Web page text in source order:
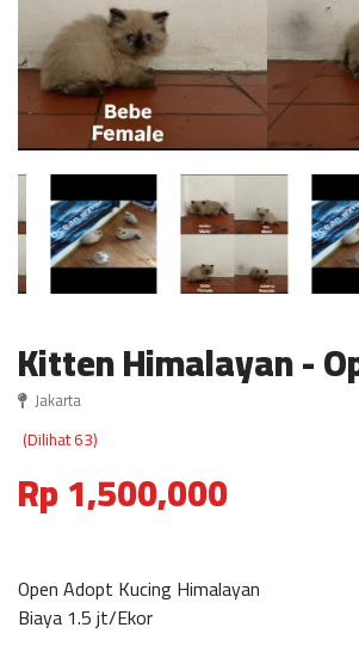
Kitten Himalayan -
Jakarta
(Dilihat 63)
Rp 1,500,000
Open Adopt Kucing Himalayan
Biaya 1.5 jt/Ekor